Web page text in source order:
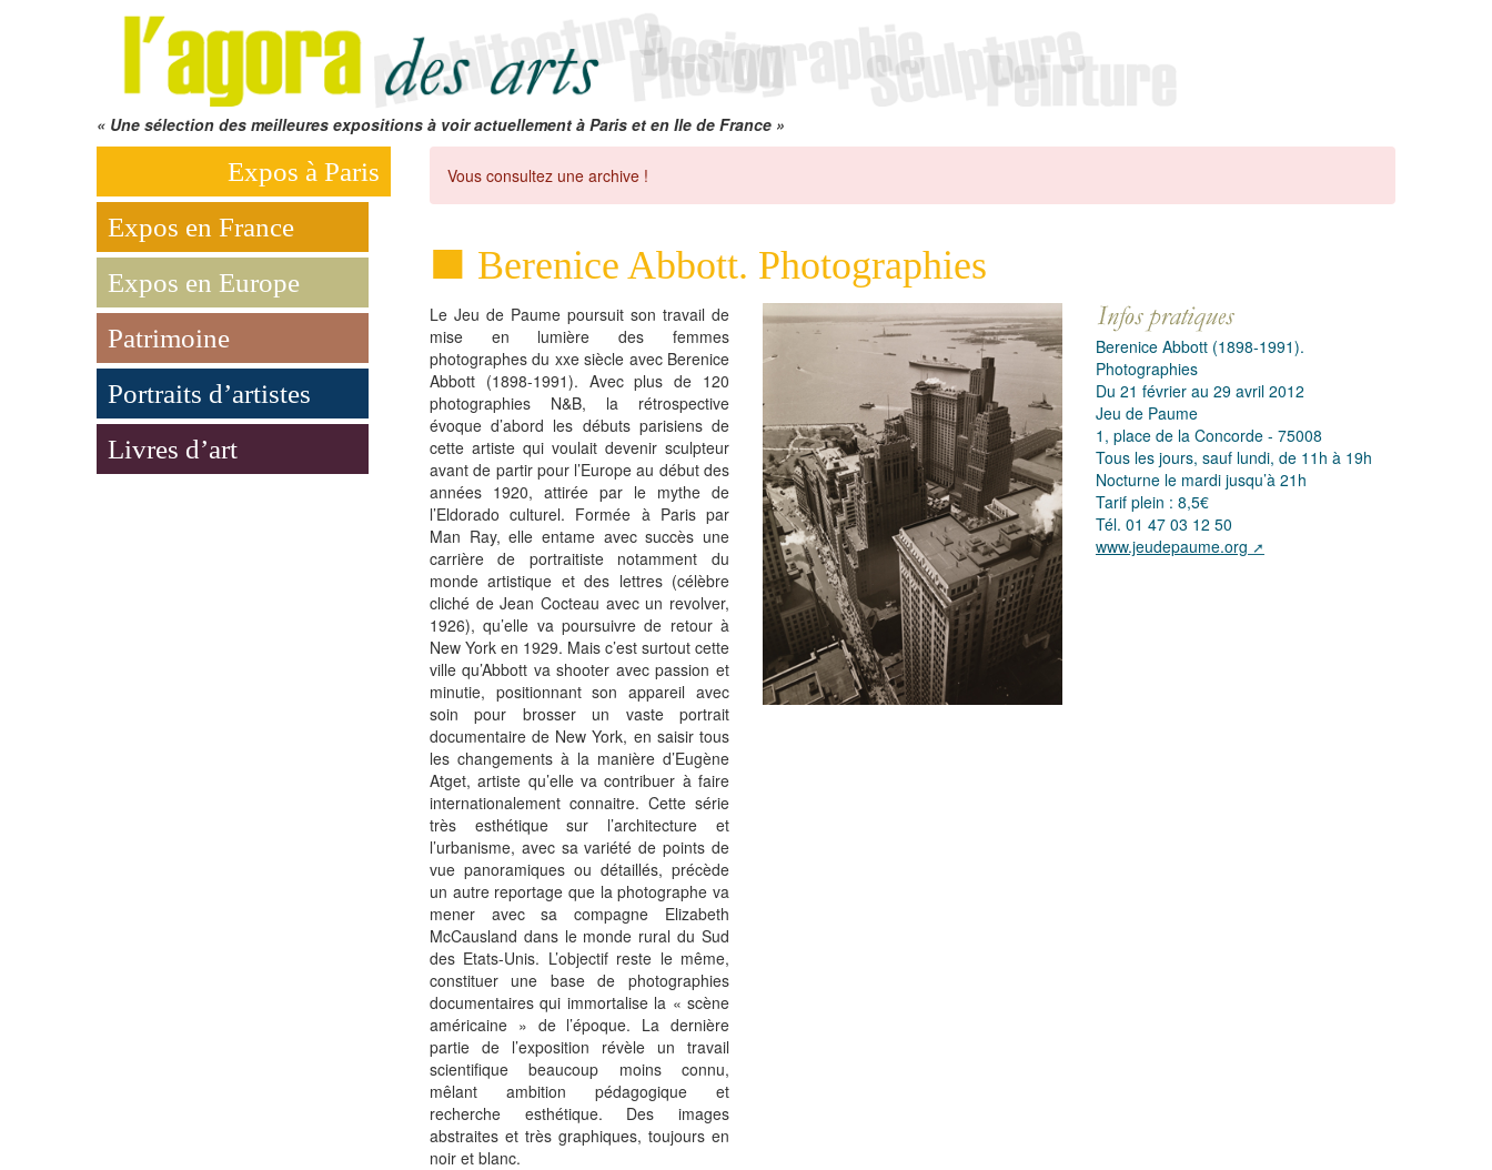
« Une sélection des meilleures expositions à voir actuellement à Paris et en Ile de France »
Expos à Paris
Expos en France
Expos en Europe
Patrimoine
Portraits d’artistes
Livres d’art
Vous consultez une archive !
Berenice Abbott. Photographies
Le Jeu de Paume poursuit son travail de
mise en lumière des femmes
photographes du xxe siècle avec Berenice
Abbott (1898-1991). Avec plus de 120
photographies N&B, la rétrospective
évoque d’abord les débuts parisiens de
cette artiste qui voulait devenir sculpteur
avant de partir pour l’Europe au début des
années 1920, attirée par le mythe de
l’Eldorado culturel. Formée à Paris par
Man Ray, elle entame avec succès une
carrière de portraitiste notamment du
monde artistique et des lettres (célèbre
cliché de Jean Cocteau avec un revolver,
1926), qu’elle va poursuivre de retour à
New York en 1929. Mais c’est surtout cette
ville qu’Abbott va shooter avec passion et
minutie, positionnant son appareil avec
soin pour brosser un vaste portrait
documentaire de New York, en saisir tous
les changements à la manière d’Eugène
Atget, artiste qu’elle va contribuer à faire
internationalement connaitre. Cette série
très esthétique sur l’architecture et
l’urbanisme, avec sa variété de points de
vue panoramiques ou détaillés, précède
un autre reportage que la photographe va
mener avec sa compagne Elizabeth
McCausland dans le monde rural du Sud
des Etats-Unis. L’objectif reste le même,
constituer une base de photographies
documentaires qui immortalise la « scène
américaine » de l’époque. La dernière
partie de l’exposition révèle un travail
scientifique beaucoup moins connu,
mêlant ambition pédagogique et
recherche esthétique. Des images
abstraites et très graphiques, toujours en
noir et blanc.
Berenice Abbott (1898-1991).
Photographies
Du 21 février au 29 avril 2012
Jeu de Paume
1, place de la Concorde - 75008
Tous les jours, sauf lundi, de 11h à 19h
Nocturne le mardi jusqu’à 21h
Tarif plein : 8,5€
Tél. 01 47 03 12 50
www.jeudepaume.org